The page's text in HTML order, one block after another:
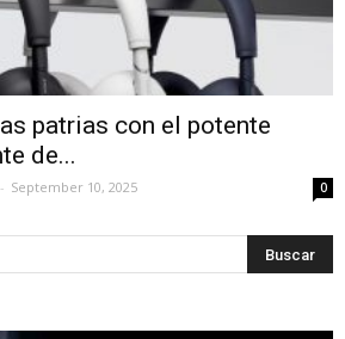
patrias con el potente
de...
- September 10, 2025 0